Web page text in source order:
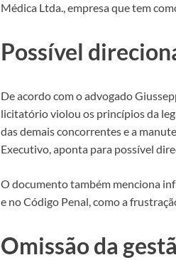
Médica Ltda., empresa que tem
Possível
De acordo com o advogado
licitatório violou os princípios da
das demais concorrentes e a
Executivo, aponta para possível
O documento também menciona
e no Código Penal, como a
Omissão da